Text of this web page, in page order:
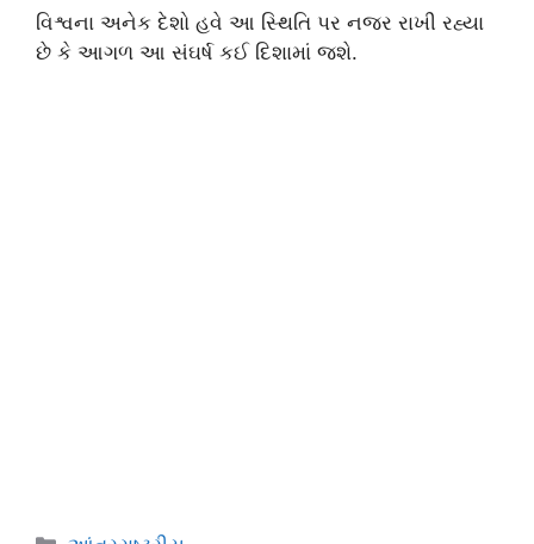
વિશ્વના અનેક દેશો હવે આ સ્થિતિ પર નજર રાખી રહ્યા
છે કે આગળ આ સંઘર્ષ કઈ દિશામાં જશે.